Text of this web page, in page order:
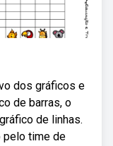
dos gráficos e
de barras, o
de linhas.
pelo time de